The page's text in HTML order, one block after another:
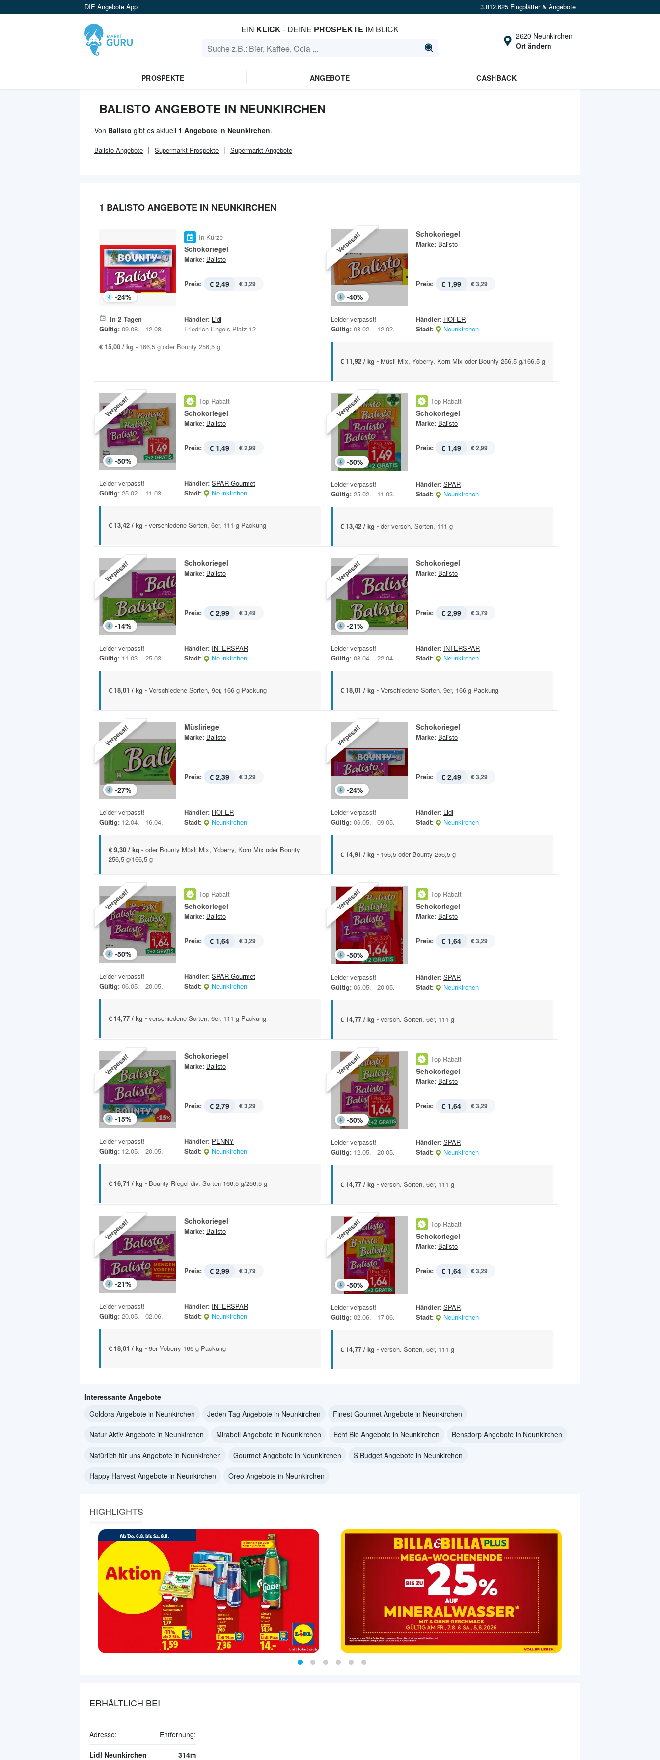
DIE Angebote App 3.812.625 Flugblätter & Angebote
EIN KLICK- DEINE PROSPEKTE IM BLICK
2620 Neunkirchen
Ort ändern
PROSPEKTE ANGEBOTE CASHBACK
BALISTO ANGEBOTE IN NEUNKIRCHEN
Von Balisto gibt es aktuell 1 Angebote in Neunkirchen.
Balisto Angebote Supermarkt Prospekte Supermarkt Angebote
1 BALISTO ANGEBOTE IN NEUNKIRCHEN
-24%
In Kürze
Schokoriegel
Marke: Balisto
Preis: € 2,49 € 3,29
In 2 Tagen
Gültig: 09.08. - 12.08.
Händler: Lidl
Friedrich-Engels-Platz 12
€ 15,00 / kg - 166,5 g oder Bounty 256,5 g
Verpasst!
-40%
Schokoriegel
Marke: Balisto
Preis: € 1,99 € 3,29
Leider verpasst!
Gültig: 08.02. - 12.02.
Händler: HOFER
Stadt:
Neunkirchen
€ 11,92 / kg - Müsli Mix, Yoberry, Korn Mix oder Bounty 256,5 g/166,5 g
Verpasst!
-50%
Top Rabatt
Schokoriegel
Marke: Balisto
Preis: € 1,49 € 2,99
Leider verpasst!
Gültig: 25.02. - 11.03.
Händler: SPAR-Gourmet
Stadt:
Neunkirchen
€ 13,42 / kg - verschiedene Sorten, 6er, 111-g-Packung
Verpasst!
-50%
Top Rabatt
Schokoriegel
Marke: Balisto
Preis: € 1,49 € 2,99
Leider verpasst!
Gültig: 25.02. - 11.03.
Händler: SPAR
Stadt:
Neunkirchen
€ 13,42 / kg - der versch. Sorten, 111 g
Verpasst!
-14%
Schokoriegel
Marke: Balisto
Preis: € 2,99 € 3,49
Leider verpasst!
Gültig: 11.03. - 25.03.
Händler: INTERSPAR
Stadt:
Neunkirchen
€ 18,01 / kg - Verschiedene Sorten, 9er, 166-g-Packung
Verpasst!
-21%
Schokoriegel
Marke: Balisto
Preis: € 2,99 € 3,79
Leider verpasst!
Gültig: 08.04. - 22.04.
Händler: INTERSPAR
Stadt:
Neunkirchen
€ 18,01 / kg - Verschiedene Sorten, 9er, 166-g-Packung
Verpasst!
-27%
Müsliriegel
Marke: Balisto
Preis: € 2,39 € 3,29
Leider verpasst!
Gültig: 12.04. - 16.04.
Händler: HOFER
Stadt:
Neunkirchen
€ 9,30 / kg - oder Bounty Müsli Mix, Yoberry, Korn Mix oder Bounty
256,5 g/166,5 g
Verpasst!
-24%
Schokoriegel
Marke: Balisto
Preis: € 2,49 € 3,29
Leider verpasst!
Gültig: 06.05. - 09.05.
Händler: Lidl
Stadt:
Neunkirchen
€ 14,91 / kg - 166,5 oder Bounty 256,5 g
Verpasst!
-50%
Top Rabatt
Schokoriegel
Marke: Balisto
Preis: € 1,64 € 3,29
Leider verpasst!
Gültig: 06.05. - 20.05.
Händler: SPAR-Gourmet
Stadt:
Neunkirchen
€ 14,77 / kg - verschiedene Sorten, 6er, 111-g-Packung
Verpasst!
-50%
Top Rabatt
Schokoriegel
Marke: Balisto
Preis: € 1,64 € 3,29
Leider verpasst!
Gültig: 06.05. - 20.05.
Händler: SPAR
Stadt:
Neunkirchen
€ 14,77 / kg - versch. Sorten, 6er, 111 g
Verpasst!
-15%
Schokoriegel
Marke: Balisto
Preis: € 2,79 € 3,29
Leider verpasst!
Gültig: 12.05. - 20.05.
Händler: PENNY
Stadt:
Neunkirchen
€ 16,71 / kg - Bounty Riegel div. Sorten 166,5 g/256,5 g
Verpasst!
-50%
Top Rabatt
Schokoriegel
Marke: Balisto
Preis: € 1,64 € 3,29
Leider verpasst!
Gültig: 12.05. - 20.05.
Händler: SPAR
Stadt:
Neunkirchen
€ 14,77 / kg - versch. Sorten, 6er, 111 g
Verpasst!
-21%
Schokoriegel
Marke: Balisto
Preis: € 2,99 € 3,79
Leider verpasst!
Gültig: 20.05. - 02.06.
Händler: INTERSPAR
Stadt:
Neunkirchen
€ 18,01 / kg - 9er Yoberry 166-g-Packung
Verpasst!
-50%
Top Rabatt
Schokoriegel
Marke: Balisto
Preis: € 1,64 € 3,29
Leider verpasst!
Gültig: 02.06. - 17.06.
Händler: SPAR
Stadt:
Neunkirchen
€ 14,77 / kg - versch. Sorten, 6er, 111 g
Interessante Angebote
Goldora Angebote in Neunkirchen
Jeden Tag Angebote in Neunkirchen Finest Gourmet Angebote in Neunkirchen
Natur Aktiv Angebote in Neunkirchen Mirabell Angebote in Neunkirchen Echt Bio Angebote in Neunkirchen Bensdorp Angebote in Neunkirchen
Natürlich für uns Angebote in Neunkirchen Gourmet Angebote in Neunkirchen S Budget Angebote in Neunkirchen
Happy Harvest Angebote in Neunkirchen Oreo Angebote in Neunkirchen
HIGHLIGHTS
ERHÄLTLICH BEI
Adresse: Entfernung:
Lidl Neunkirchen 314m